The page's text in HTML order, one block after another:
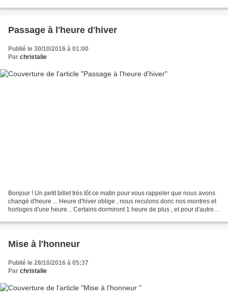
Passage à l'heure d'hiver
Publié le 30/10/2016 à 01:00
Par christalie
Bonjour ! Un petit billet très tôt ce matin pour vous rappeler que nous avons
changé d'heure ... Heure d'hiver oblige , nous reculons donc nos montres et
horloges d'une heure... Certains dormiront 1 heure de plus , et pour d'autres
Mise à l'honneur
Publié le 28/10/2016 à 05:37
Par christalie